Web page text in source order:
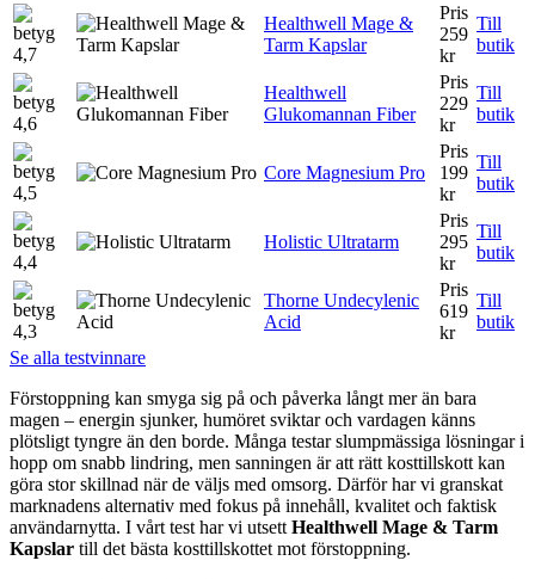
4,7
Healthwell Mage &
Tarm Kapslar
Pris
259
kr
Till
butik
4,6
Healthwell
Glukomannan Fiber
Pris
229
kr
Till
butik
4,5
Core Magnesium Pro
Pris
199
kr
Till
butik
4,4
Holistic Ultratarm
Pris
295
kr
Till
butik
4,3
Thorne Undecylenic
Acid
Pris
619
kr
Till
butik
Se alla testvinnare
Förstoppning kan smyga sig på och påverka långt mer än bara
magen – energin sjunker, humöret sviktar och vardagen känns
plötsligt tyngre än den borde. Många testar slumpmässiga lösningar i
hopp om snabb lindring, men sanningen är att rätt kosttillskott kan
göra stor skillnad när de väljs med omsorg. Därför har vi granskat
marknadens alternativ med fokus på innehåll, kvalitet och faktisk
användarnytta. I vårt test har vi utsett Healthwell Mage & Tarm
Kapslar till det bästa kosttillskottet mot förstoppning.